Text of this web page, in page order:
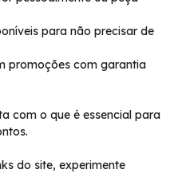
para não precisar de
promoções com garantia
com o que é essencial para
do site, experimente